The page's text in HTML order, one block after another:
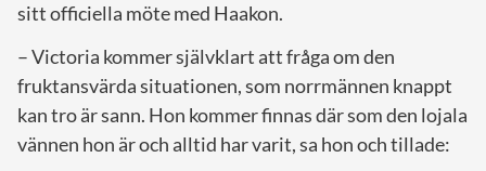
sitt officiella möte med Haakon.
– Victoria kommer självklart att fråga om den
fruktansvärda situationen, som norrmännen knappt
kan tro är sann. Hon kommer finnas där som den lojala
vännen hon är och alltid har varit, sa hon och tillade: